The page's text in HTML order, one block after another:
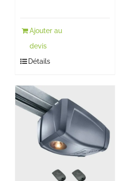
Ajouter au
devis
Détails